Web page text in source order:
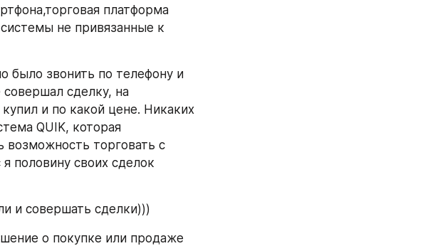
платформа
не привязанные к
было звонить по телефону и
сделку, на
и по какой цене. Никаких
QUIK, которая
возможность торговать с
половину своих сделок
и совершать сделки)))
о покупке или продаже